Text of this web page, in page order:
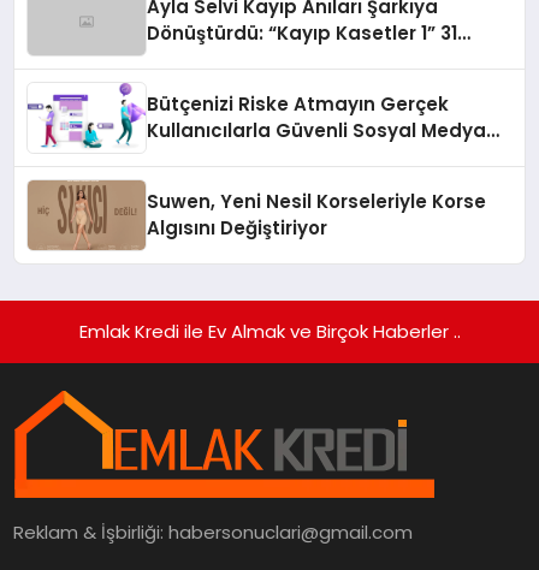
Ayla Selvi Kayıp Anıları Şarkıya
Dönüştürdü: “Kayıp Kasetler 1” 31
Bütçenizi Riske Atmayın Gerçek
Kullanıcılarla Güvenli Sosyal Medya
Suwen, Yeni Nesil Korseleriyle Korse
Algısını Değiştiriyor
Emlak Kredi ile Ev Almak ve Birçok Haberler ..
Reklam & İşbirliği:habersonuclari@gmail.com